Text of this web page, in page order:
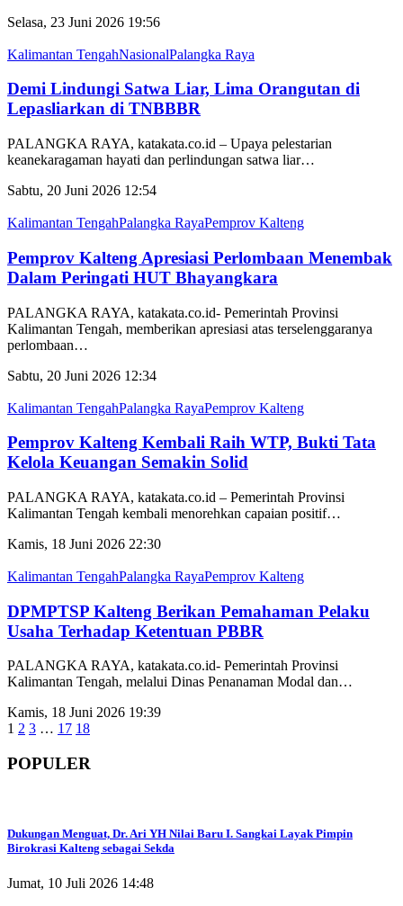
Selasa, 23 Juni 2026 19:56
Kalimantan TengahNasionalPalangka Raya
Demi Lindungi Satwa Liar, Lima Orangutan di
Lepasliarkan di TNBBBR
PALANGKA RAYA, katakata.co.id – Upaya pelestarian
keanekaragaman hayati dan perlindungan satwa liar…
Sabtu, 20 Juni 2026 12:54
Kalimantan TengahPalangka RayaPemprov Kalteng
Pemprov Kalteng Apresiasi Perlombaan Menembak
Dalam Peringati HUT Bhayangkara
PALANGKA RAYA, katakata.co.id- Pemerintah Provinsi
Kalimantan Tengah, memberikan apresiasi atas terselenggaranya
perlombaan…
Sabtu, 20 Juni 2026 12:34
Kalimantan TengahPalangka RayaPemprov Kalteng
Pemprov Kalteng Kembali Raih WTP, Bukti Tata
Kelola Keuangan Semakin Solid
PALANGKA RAYA, katakata.co.id – Pemerintah Provinsi
Kalimantan Tengah kembali menorehkan capaian positif…
Kamis, 18 Juni 2026 22:30
Kalimantan TengahPalangka RayaPemprov Kalteng
DPMPTSP Kalteng Berikan Pemahaman Pelaku
Usaha Terhadap Ketentuan PBBR
PALANGKA RAYA, katakata.co.id- Pemerintah Provinsi
Kalimantan Tengah, melalui Dinas Penanaman Modal dan…
Kamis, 18 Juni 2026 19:39
1 2 3 … 17 18
POPULER
Dukungan Menguat, Dr. Ari YH Nilai Baru I. Sangkai Layak Pimpin
Birokrasi Kalteng sebagai Sekda
Jumat, 10 Juli 2026 14:48